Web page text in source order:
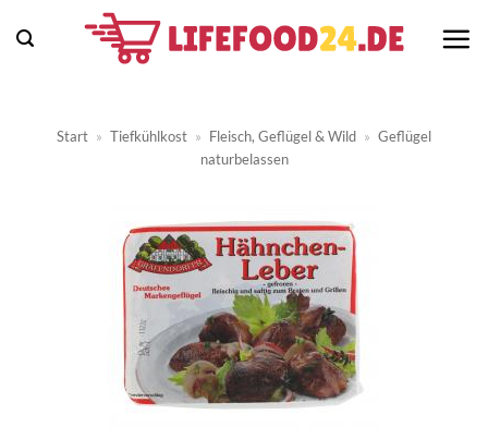
Inhalt
Start » Tiefkühlkost » Fleisch, Geflügel & Wild » Geflügel
naturbelassen